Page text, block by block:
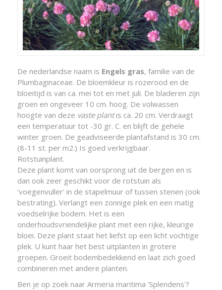
De nederlandse naam is Engels gras, familie van de
Plumbaginaceae. De bloemkleur is rozerood en de
bloeitijd is van ca. mei tot en met juli. De bladeren zijn
groen en ongeveer 10 cm. hoog. De volwassen
hoogte van deze vaste plantis ca. 20 cm. Verdraagt
een temperatuur tot -30 gr. C. en blijft de gehele
winter groen. De geadviseerde plantafstand is 30 cm.
(8-11 st. per m2.) Is goed verkrijgbaar.
Rotstuinplant.
Deze plant komt van oorsprong uit de bergen en is
dan ook zeer geschikt voor de rotstuin als
'voegenvuller' in de stapelmuur of tussen stenen (ook
bestrating). Verlangt een zonnige plek en een matig
voedselrijke bodem. Het is een
onderhoudsvriendelijke plant met een rijke, kleurige
bloei. Deze plant staat het liefst op een licht vochtige
plek. U kunt haar het best uitplanten in grotere
groepen. Groeit bodembedekkend en laat zich goed
combineren met andere planten.
Ben je op zoek naar Armeria maritima 'Splendens'?